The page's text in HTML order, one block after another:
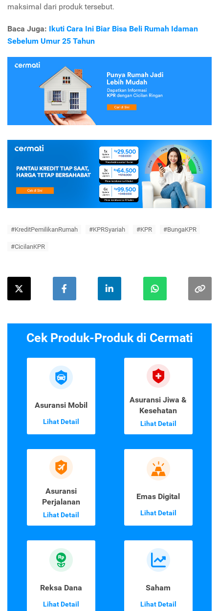
maksimal dari produk tersebut.
Baca Juga: Ikuti Cara Ini Biar Bisa Beli Rumah Idaman
Sebelum Umur 25 Tahun
#KreditPemilikanRumah #KPRSyariah #KPR #BungaKPR
#CicilanKPR
Cek Produk-Produk di Cermati
Asuransi Mobil
Lihat Detail
Asuransi Jiwa &
Kesehatan
Lihat Detail
Asuransi
Perjalanan
Lihat Detail
Emas Digital
Lihat Detail
Reksa Dana
Lihat Detail
Saham
Lihat Detail